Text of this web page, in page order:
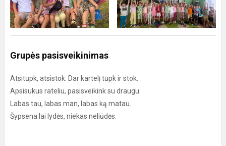
Grupės pasisveikinimas
Atsitūpk, atsistok. Dar kartelį tūpk ir stok.
Apsisukus rateliu, pasisveikink su draugu.
Labas tau, labas man, labas ką matau.
Šypsena lai lydės, niekas neliūdės.